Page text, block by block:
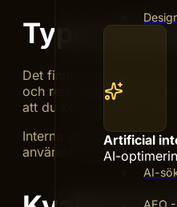
Artificial
AI-
AI-
AEO
Typer Av
Det finns flera typer av
och relevanta källor.
att du köper länkar, men
Interna länkar är också
använda rätt typ av